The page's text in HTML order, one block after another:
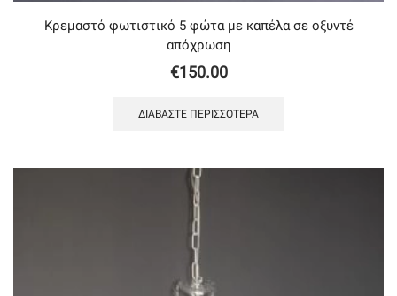
Κρεμαστό φωτιστικό 5 φώτα με καπέλα σε οξυντέ
απόχρωση
€150.00
ΔΙΑΒΆΣΤΕ ΠΕΡΙΣΣΌΤΕΡΑ